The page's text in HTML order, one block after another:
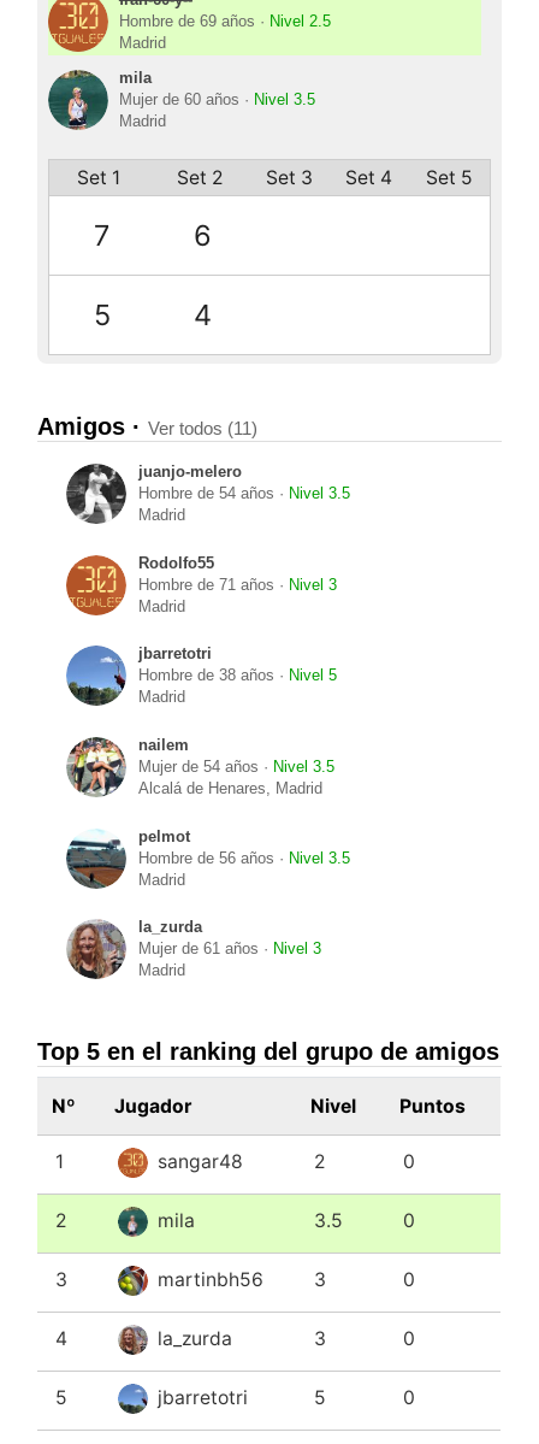
Hombre de 69 años · Nivel 2.5
Madrid
mila
Mujer de 60 años · Nivel 3.5
Madrid
Set 1 Set 2 Set 3 Set 4 Set 5
7 6
5 4
Amigos ·Ver todos (11)
juanjo-melero
Hombre de 54 años · Nivel 3.5
Madrid
Rodolfo55
Hombre de 71 años · Nivel 3
Madrid
jbarretotri
Hombre de 38 años · Nivel 5
Madrid
nailem
Mujer de 54 años · Nivel 3.5
Alcalá de Henares, Madrid
pelmot
Hombre de 56 años · Nivel 3.5
Madrid
la_zurda
Mujer de 61 años · Nivel 3
Madrid
Top 5 en el ranking del grupo de amigos
Nº Jugador Nivel Puntos
1 sangar48 2 0
2 mila 3.5 0
3 martinbh56 3 0
4 la_zurda 3 0
5 jbarretotri 5 0